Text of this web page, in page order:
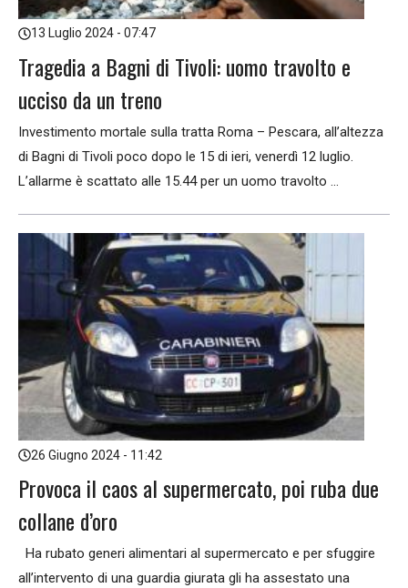
13 Luglio 2024 - 07:47
Tragedia a Bagni di Tivoli: uomo travolto e
ucciso da un treno
Investimento mortale sulla tratta Roma – Pescara, all’altezza
di Bagni di Tivoli poco dopo le 15 di ieri, venerdì 12 luglio.
L’allarme è scattato alle 15.44 per un uomo travolto ...
26 Giugno 2024 - 11:42
Provoca il caos al supermercato, poi ruba due
collane d’oro
Ha rubato generi alimentari al supermercato e per sfuggire
all’intervento di una guardia giurata gli ha assestato una